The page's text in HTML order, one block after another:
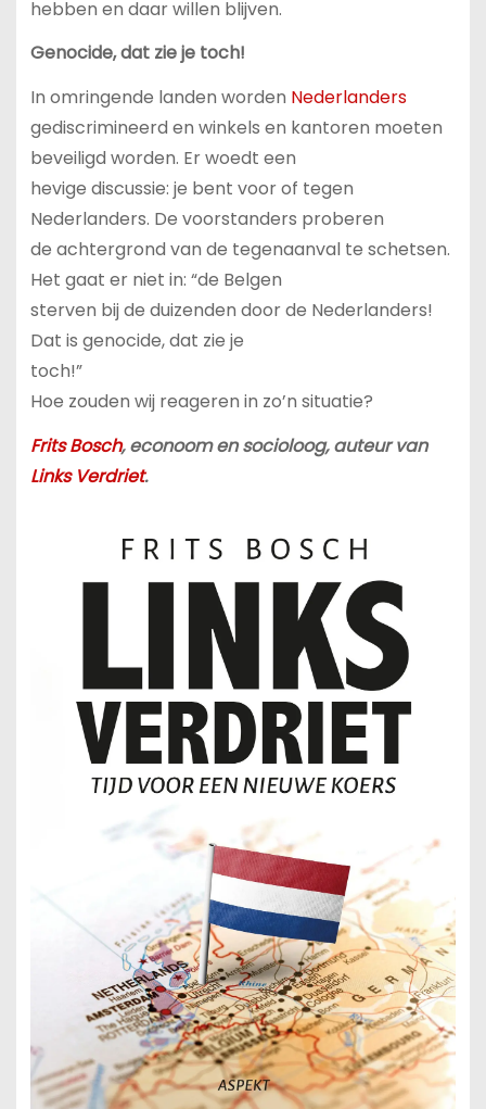
hebben en daar willen blijven.
Genocide, dat zie je toch!
In omringende landen worden Nederlanders
gediscrimineerd en winkels en kantoren moeten
beveiligd worden. Er woedt een
hevige discussie: je bent voor of tegen
Nederlanders. De voorstanders proberen
de achtergrond van de tegenaanval te schetsen.
Het gaat er niet in: “de Belgen
sterven bij de duizenden door de Nederlanders!
Dat is genocide, dat zie je
toch!”
Hoe zouden wij reageren in zo’n situatie?
Frits Bosch, econoom en socioloog, auteur van
Links Verdriet.